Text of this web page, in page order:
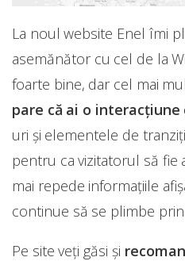
La noul website Enel îmi
asemănător cu cel de la
foarte bine, dar cel mai
pare că ai o interacțiune
uri și elementele de
pentru ca vizitatorul să
mai repede informațiile
continue să se plimbe prin
Pe site veți găsi și